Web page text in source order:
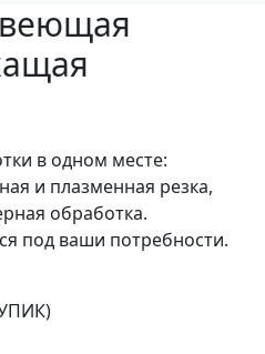
в одном месте:
и плазменная резка,
обработка.
под ваши потребности.